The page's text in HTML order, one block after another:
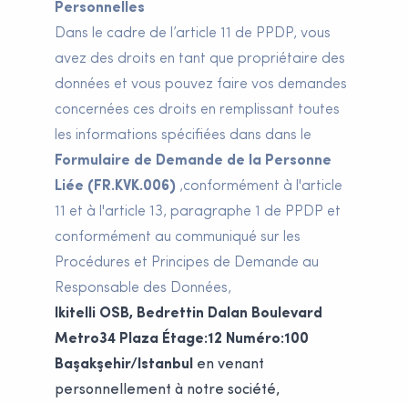
Personnelles
Dans le cadre de l’article 11 de PPDP, vous
avez des droits en tant que propriétaire des
données et vous pouvez faire vos demandes
concernées ces droits en remplissant toutes
les informations spécifiées dans dans le
Formulaire de Demande de la Personne
Liée (FR.KVK.006) ,conformément à l'article
11 et à l'article 13, paragraphe 1 de PPDP et
conformément au communiqué sur les
Procédures et Principes de Demande au
Responsable des Données,
Ikitelli OSB, Bedrettin Dalan Boulevard
Metro34 Plaza Étage:12 Numéro:100
Başakşehir/Istanbul en venant
personnellement à notre société,